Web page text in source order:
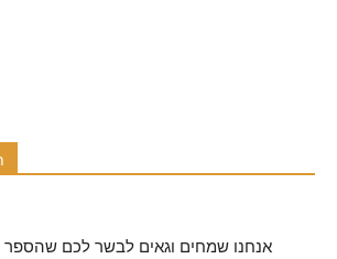
אנחנו שמחים וגאים לבשר לכם שהספר